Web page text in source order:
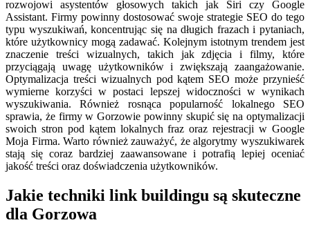
rozwojowi asystentów głosowych takich jak Siri czy Google
Assistant. Firmy powinny dostosować swoje strategie SEO do tego
typu wyszukiwań, koncentrując się na długich frazach i pytaniach,
które użytkownicy mogą zadawać. Kolejnym istotnym trendem jest
znaczenie treści wizualnych, takich jak zdjęcia i filmy, które
przyciągają uwagę użytkowników i zwiększają zaangażowanie.
Optymalizacja treści wizualnych pod kątem SEO może przynieść
wymierne korzyści w postaci lepszej widoczności w wynikach
wyszukiwania. Również rosnąca popularność lokalnego SEO
sprawia, że firmy w Gorzowie powinny skupić się na optymalizacji
swoich stron pod kątem lokalnych fraz oraz rejestracji w Google
Moja Firma. Warto również zauważyć, że algorytmy wyszukiwarek
stają się coraz bardziej zaawansowane i potrafią lepiej oceniać
jakość treści oraz doświadczenia użytkowników.
Jakie techniki link buildingu są skuteczne
dla Gorzowa